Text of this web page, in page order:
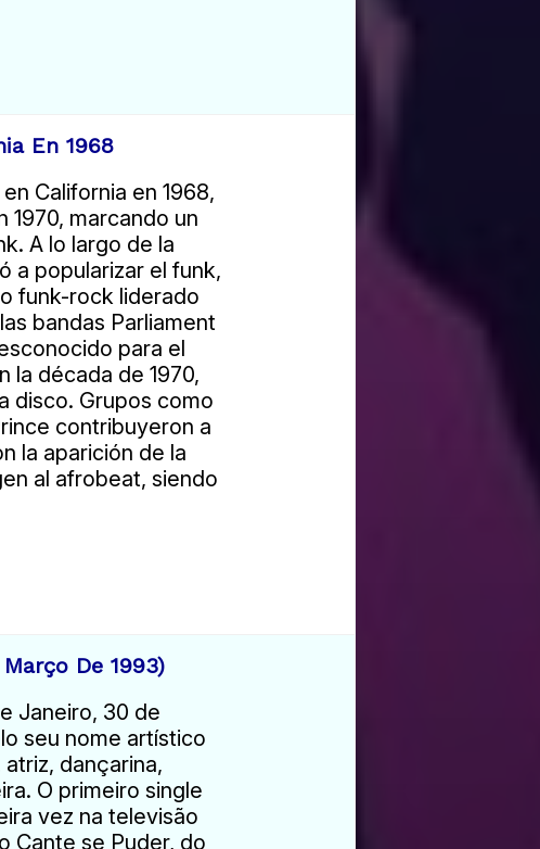
En 1968
California en 1968,
1970, marcando un
A lo largo de la
a popularizar el funk,
funk-rock liderado
bandas Parliament
para el
la década de 1970,
disco. Grupos como
contribuyeron a
la aparición de la
al afrobeat, siendo
De 1993)
Janeiro, 30 de
seu nome artístico
dançarina,
O primeiro single
vez na televisão
Cante se Puder, do